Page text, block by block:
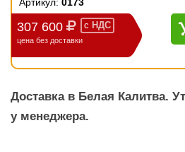
307 600 с НДС
цена без доставки
Доставка в Белая Калитва.
у менеджера.